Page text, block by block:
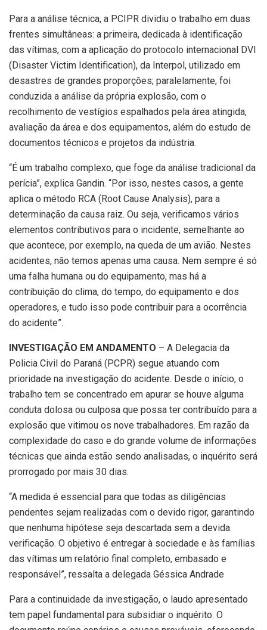
Para a análise técnica, a PCIPR dividiu o trabalho em duas
frentes simultâneas: a primeira, dedicada à identificação
das vítimas, com a aplicação do protocolo internacional DVI
(Disaster Victim Identification), da Interpol, utilizado em
desastres de grandes proporções; paralelamente, foi
conduzida a análise da própria explosão, com o
recolhimento de vestígios espalhados pela área atingida,
avaliação da área e dos equipamentos, além do estudo de
documentos técnicos e projetos da indústria.
“É um trabalho complexo, que foge da análise tradicional da
perícia”, explica Gandin. “Por isso, nestes casos, a gente
aplica o método RCA (Root Cause Analysis), para a
determinação da causa raiz. Ou seja, verificamos vários
elementos contributivos para o incidente, semelhante ao
que acontece, por exemplo, na queda de um avião. Nestes
acidentes, não temos apenas uma causa. Nem sempre é só
uma falha humana ou do equipamento, mas há a
contribuição do clima, do tempo, do equipamento e dos
operadores, e tudo isso pode contribuir para a ocorrência
do acidente”.
INVESTIGAÇÃO EM ANDAMENTO – A Delegacia da
Policia Civil do Paraná (PCPR) segue atuando com
prioridade na investigação do acidente. Desde o início, o
trabalho tem se concentrado em apurar se houve alguma
conduta dolosa ou culposa que possa ter contribuído para a
explosão que vitimou os nove trabalhadores. Em razão da
complexidade do caso e do grande volume de informações
técnicas que ainda estão sendo analisadas, o inquérito será
prorrogado por mais 30 dias.
“A medida é essencial para que todas as diligências
pendentes sejam realizadas com o devido rigor, garantindo
que nenhuma hipótese seja descartada sem a devida
verificação. O objetivo é entregar à sociedade e às famílias
das vítimas um relatório final completo, embasado e
responsável”, ressalta a delegada Géssica Andrade
Para a continuidade da investigação, o laudo apresentado
tem papel fundamental para subsidiar o inquérito. O